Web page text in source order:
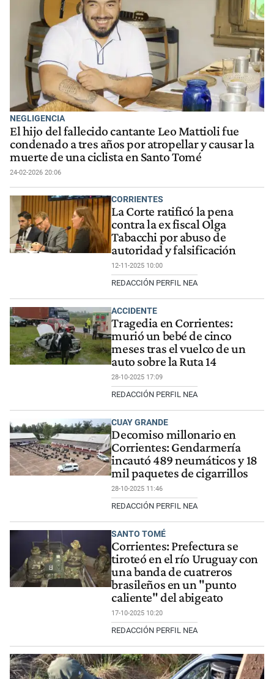
NEGLIGENCIA
El hijo del fallecido cantante Leo Mattioli fue
condenado a tres años por atropellar y causar la
muerte de una ciclista en Santo Tomé
24-02-2026 20:06
CORRIENTES
La Corte ratificó la pena
contra la ex fiscal Olga
Tabacchi por abuso de
autoridad y falsificación
12-11-2025 10:00
REDACCIÓN PERFIL NEA
ACCIDENTE
Tragedia en Corrientes:
murió un bebé de cinco
meses tras el vuelco de un
auto sobre la Ruta 14
28-10-2025 17:09
REDACCIÓN PERFIL NEA
CUAY GRANDE
Decomiso millonario en
Corrientes: Gendarmería
incautó 489 neumáticos y 18
mil paquetes de cigarrillos
28-10-2025 11:46
REDACCIÓN PERFIL NEA
SANTO TOMÉ
Corrientes: Prefectura se
tiroteó en el río Uruguay con
una banda de cuatreros
brasileños en un "punto
caliente" del abigeato
17-10-2025 10:20
REDACCIÓN PERFIL NEA